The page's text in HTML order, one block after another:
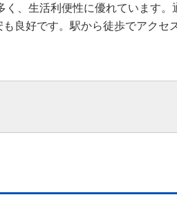
、生活利便性に優れています。
良好です。駅から徒歩でアクセ